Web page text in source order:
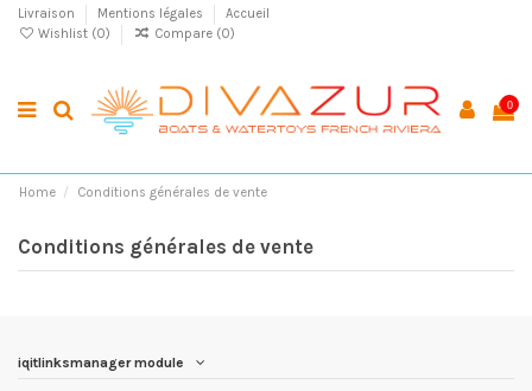
Livraison Mentions légales
Accueil
Wishlist (0) Compare (0)
0
Home Conditions générales de vente
Conditions générales de vente
iqitlinksmanager module